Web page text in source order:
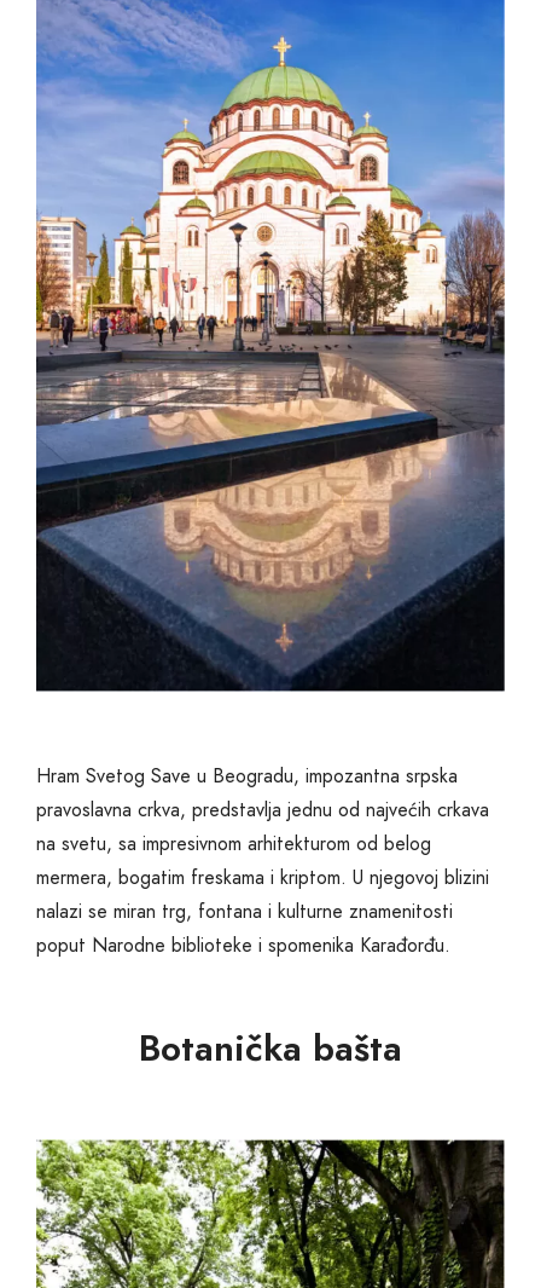
Hram Svetog Save u Beogradu, impozantna srpska
pravoslavna crkva, predstavlja jednu od najvećih crkava
na svetu, sa impresivnom arhitekturom od belog
mermera, bogatim freskama i kriptom. U njegovoj blizini
nalazi se miran trg, fontana i kulturne znamenitosti
poput Narodne biblioteke i spomenika Karađorđu.
Botanička bašta